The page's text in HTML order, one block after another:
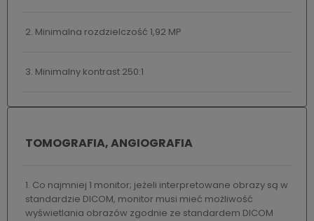
2. Minimalna rozdzielczość 1,92 MP
3. Minimalny kontrast 250:1
TOMOGRAFIA, ANGIOGRAFIA
1. Co najmniej 1 monitor; jeżeli interpretowane obrazy są w
standardzie DICOM, monitor musi mieć możliwość
wyświetlania obrazów zgodnie ze standardem DICOM